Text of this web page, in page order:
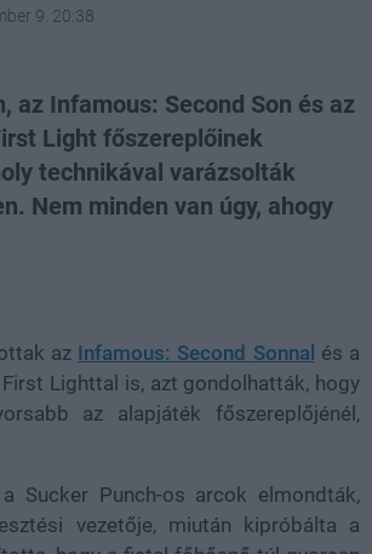
9. 20:38
az Infamous: Second Son és az
Light főszereplőinek
technikával varázsolták
Nem minden van úgy, ahogy
az Infamous: Second Sonnal és a
First Lighttal is, azt gondolhatták, hogy
az alapjáték főszereplőjénél,
Sucker Punch-os arcok elmondták,
vezetője, miután kipróbálta a